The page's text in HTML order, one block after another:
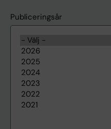
Publiceringsår